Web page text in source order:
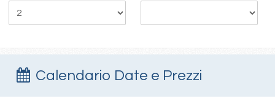
Calendario Date e Prezzi